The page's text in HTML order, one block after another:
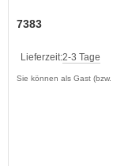
7383
Lieferzeit:2-3 Tage
Sie können als Gast